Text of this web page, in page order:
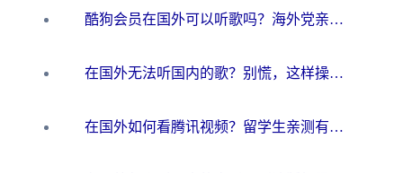
酷狗会员在国外可以听歌吗？海外党亲测有效：3步解决音乐权限难题
在国外无法听国内的歌？别慌，这样操作就能畅听QQ音乐（附亲测加速器推荐）
在国外如何看腾讯视频？留学生亲测有效的回国加速方案